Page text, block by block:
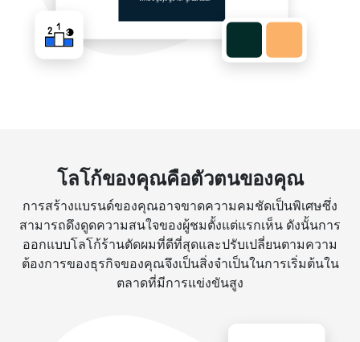
โลโก้ของคุณคือตัวตนของคุณ
การสร้างแบรนด์ของคุณอาจขาดความคมชัดเป็นพิเศษซึ่ง
สามารถดึงดูดความสนใจของผู้ชมตั้งแต่แรกเห็น ดังนั้นการ
ออกแบบโลโก้ร้านตัดผมที่ดีที่สุดและปรับเปลี่ยนตามความ
ต้องการของธุรกิจของคุณจึงเป็นสิ่งจำเป็นในการเริ่มต้นใน
ตลาดที่มีการแข่งขันสูง